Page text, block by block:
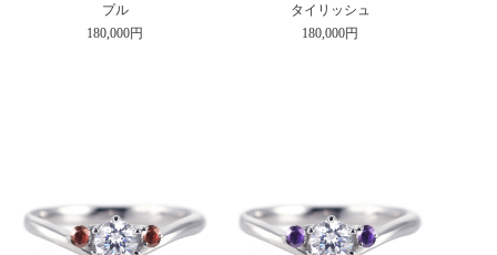
プル
180,000円
タイリッシュ
180,000円